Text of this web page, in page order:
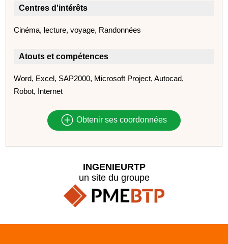
Centres d'intérêts
Cinéma, lecture, voyage, Randonnées
Atouts et compétences
Word, Excel, SAP2000, Microsoft Project, Autocad,
Robot, Internet
Obtenir ses coordonnées
INGENIEURTP
un site du groupe